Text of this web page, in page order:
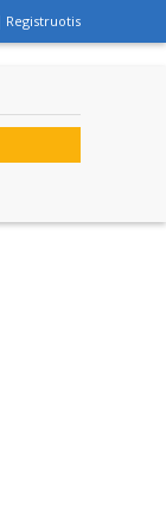
Registruotis